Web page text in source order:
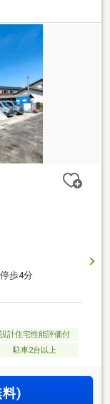
歩4分
設計住宅性能評価付
駐車2台以上
)